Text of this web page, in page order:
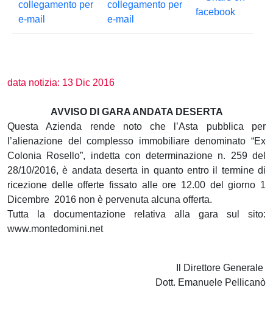
data notizia: 13 Dic 2016
AVVISO DI GARA ANDATA DESERTA
Questa Azienda rende noto che l’Asta pubblica per
l’alienazione del complesso immobiliare denominato “Ex
Colonia Rosello”, indetta con determinazione n. 259 del
28/10/2016, è andata deserta in quanto entro il termine di
ricezione delle offerte fissato alle ore 12.00 del giorno 1
Dicembre 2016 non è pervenuta alcuna offerta.
Tutta la documentazione relativa alla gara sul sito:
www.montedomini.net
Il Direttore Generale
Dott. Emanuele Pellicanò